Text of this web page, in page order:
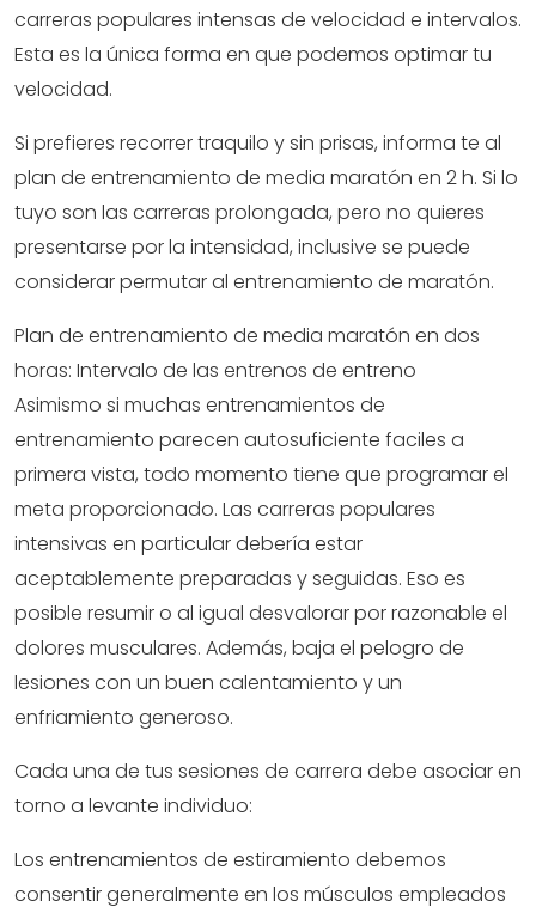
carreras populares intensas de velocidad e intervalos.
Esta es la única forma en que podemos optimar tu
velocidad.
Si prefieres recorrer traquilo y sin prisas, informa te al
plan de entrenamiento de media maratón en 2 h. Si lo
tuyo son las carreras prolongada, pero no quieres
presentarse por la intensidad, inclusive se puede
considerar permutar al entrenamiento de maratón.
Plan de entrenamiento de media maratón en dos
horas: Intervalo de las entrenos de entreno
Asimismo si muchas entrenamientos de
entrenamiento parecen autosuficiente faciles a
primera vista, todo momento tiene que programar el
meta proporcionado. Las carreras populares
intensivas en particular debería estar
aceptablemente preparadas y seguidas. Eso es
posible resumir o al igual desvalorar por razonable el
dolores musculares. Además, baja el pelogro de
lesiones con un buen calentamiento y un
enfriamiento generoso.
Cada una de tus sesiones de carrera debe asociar en
torno a levante individuo:
Los entrenamientos de estiramiento debemos
consentir generalmente en los músculos empleados